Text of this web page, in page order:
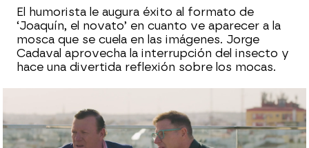
El humorista le augura éxito al formato de
‘Joaquín, el novato’ en cuanto ve aparecer a la
mosca que se cuela en las imágenes. Jorge
Cadaval aprovecha la interrupción del insecto y
hace una divertida reflexión sobre los mocas.